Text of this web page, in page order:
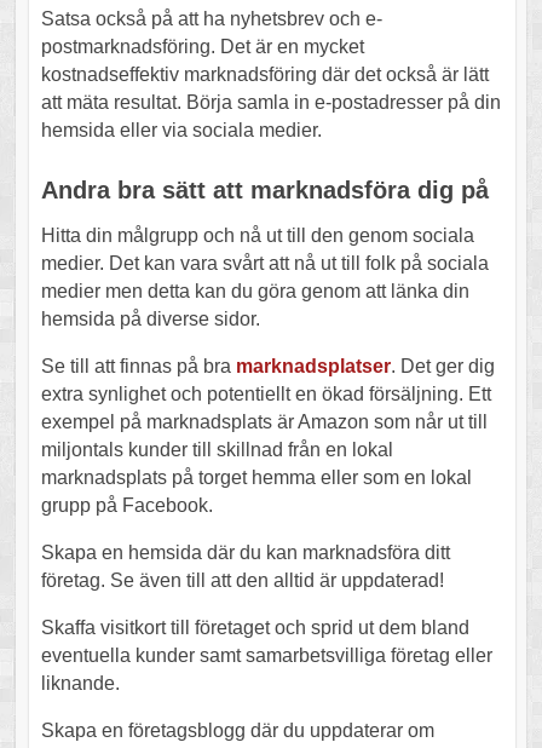
Satsa också på att ha nyhetsbrev och e-
postmarknadsföring. Det är en mycket
kostnadseffektiv marknadsföring där det också är lätt
att mäta resultat. Börja samla in e-postadresser på din
hemsida eller via sociala medier.
Andra bra sätt att marknadsföra dig på
Hitta din målgrupp och nå ut till den genom sociala
medier. Det kan vara svårt att nå ut till folk på sociala
medier men detta kan du göra genom att länka din
hemsida på diverse sidor.
Se till att finnas på bra marknadsplatser. Det ger dig
extra synlighet och potentiellt en ökad försäljning. Ett
exempel på marknadsplats är Amazon som når ut till
miljontals kunder till skillnad från en lokal
marknadsplats på torget hemma eller som en lokal
grupp på Facebook.
Skapa en hemsida där du kan marknadsföra ditt
företag. Se även till att den alltid är uppdaterad!
Skaffa visitkort till företaget och sprid ut dem bland
eventuella kunder samt samarbetsvilliga företag eller
liknande.
Skapa en företagsblogg där du uppdaterar om